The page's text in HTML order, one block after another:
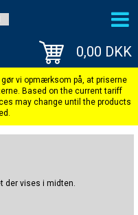
0,00 DKK
der vises i midten.